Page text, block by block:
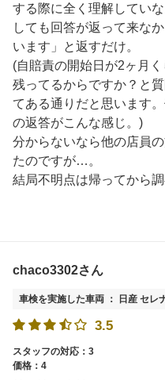
する際に全く理解してい
しても回答が返って来な
います」と返すだけ。
(自賠責の開始日が2ヶ月
残ってるからですか？と
てある通りだと思います
の返答がこんな感じ。)
分からないなら他の店員
たのですが…。
結局不明点は帰ってから調
chaco3302さん
車検を実施した車両 ： 日産 セレ
3.5
スタッフの対応：3
価格：4